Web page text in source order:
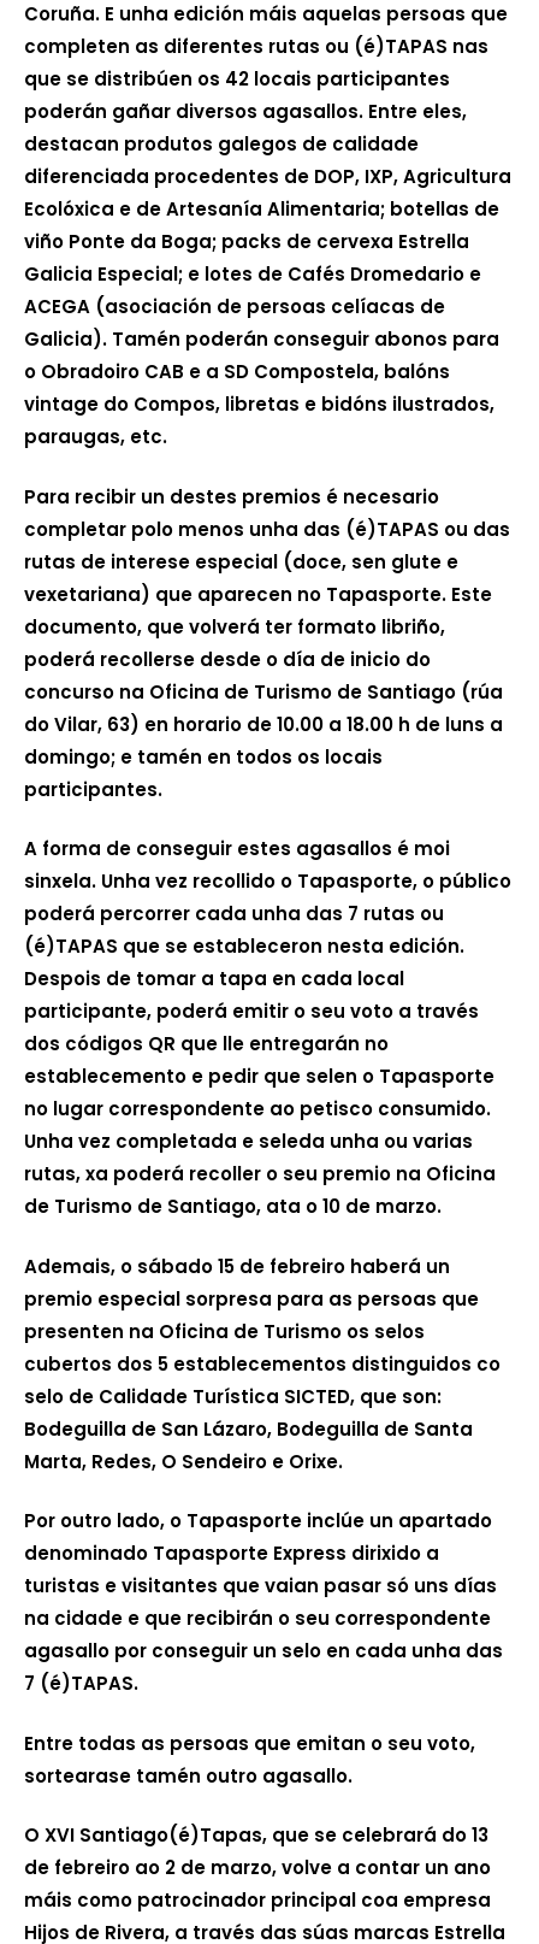
Coruña. E unha edición máis aquelas persoas que
completen as diferentes rutas ou (é)TAPAS nas
que se distribúen os 42 locais participantes
poderán gañar diversos agasallos. Entre eles,
destacan produtos galegos de calidade
diferenciada procedentes de DOP, IXP, Agricultura
Ecolóxica e de Artesanía Alimentaria; botellas de
viño Ponte da Boga; packs de cervexa Estrella
Galicia Especial; e lotes de Cafés Dromedario e
ACEGA (asociación de persoas celíacas de
Galicia). Tamén poderán conseguir abonos para
o Obradoiro CAB e a SD Compostela, balóns
vintage do Compos, libretas e bidóns ilustrados,
paraugas, etc.
Para recibir un destes premios é necesario
completar polo menos unha das (é)TAPAS ou das
rutas de interese especial (doce, sen glute e
vexetariana) que aparecen no Tapasporte. Este
documento, que volverá ter formato libriño,
poderá recollerse desde o día de inicio do
concurso na Oficina de Turismo de Santiago (rúa
do Vilar, 63) en horario de 10.00 a 18.00 h de luns a
domingo; e tamén en todos os locais
participantes.
A forma de conseguir estes agasallos é moi
sinxela. Unha vez recollido o Tapasporte, o público
poderá percorrer cada unha das 7 rutas ou
(é)TAPAS que se estableceron nesta edición.
Despois de tomar a tapa en cada local
participante, poderá emitir o seu voto a través
dos códigos QR que lle entregarán no
establecemento e pedir que selen o Tapasporte
no lugar correspondente ao petisco consumido.
Unha vez completada e seleda unha ou varias
rutas, xa poderá recoller o seu premio na Oficina
de Turismo de Santiago, ata o 10 de marzo.
Ademais, o sábado 15 de febreiro haberá un
premio especial sorpresa para as persoas que
presenten na Oficina de Turismo os selos
cubertos dos 5 establecementos distinguidos co
selo de Calidade Turística SICTED, que son:
Bodeguilla de San Lázaro, Bodeguilla de Santa
Marta, Redes, O Sendeiro e Orixe.
Por outro lado, o Tapasporte inclúe un apartado
denominado Tapasporte Express dirixido a
turistas e visitantes que vaian pasar só uns días
na cidade e que recibirán o seu correspondente
agasallo por conseguir un selo en cada unha das
7 (é)TAPAS.
Entre todas as persoas que emitan o seu voto,
sortearase tamén outro agasallo.
O XVI Santiago(é)Tapas, que se celebrará do 13
de febreiro ao 2 de marzo, volve a contar un ano
máis como patrocinador principal coa empresa
Hijos de Rivera, a través das súas marcas Estrella